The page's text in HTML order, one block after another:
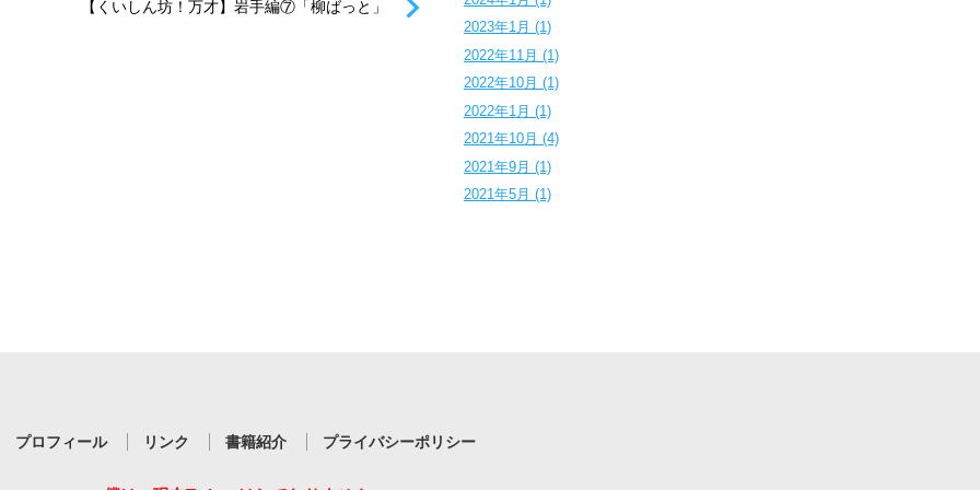
【くいしん坊！万才】岩手編⑦「柳ばっと」
2023年1月 (1)
2022年11月 (1)
2022年10月 (1)
2022年1月 (1)
2021年10月 (4)
2021年9月 (1)
2021年5月 (1)
プロフィール リンク 書籍紹介 プライバシーポリシー